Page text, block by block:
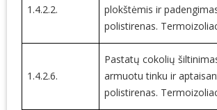
1.4.2.2.
plokštėmis ir
polistirenas.
1.4.2.6.
Pastatų cokolių
armuotu tinku ir
polistirenas.